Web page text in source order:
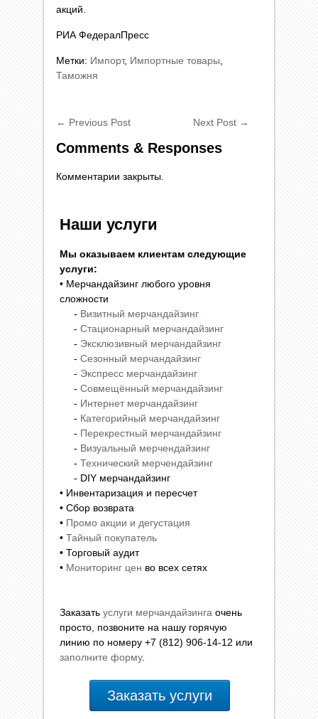
акций.
РИА ФедералПресс
Метки: Импорт, Импортные товары
Таможня
← Previous Post Next Post →
Comments & Responses
Комментарии закрыты.
Наши услуги
Мы оказываем клиентам следующие
услуги:
• Мерчандайзинг любого уровня
сложности
- Визитный мерчандайзинг
- Стационарный мерчандайзинг
- Эксклюзивный мерчандайзинг
- Сезонный мерчандайзинг
- Экспресс мерчандайзинг
- Совмещённый мерчандайзинг
- Интернет мерчандайзинг
- Категорийный мерчандайзинг
- Перекрестный мерчандайзинг
- Визуальный мерчендайзинг
- Технический мерчендайзинг
- DIY мерчандайзинг
• Инвентаризация и пересчет
• Сбор возврата
• Промо акции и дегустация
• Тайный покупатель
• Торговый аудит
• Мониторинг цен во всех сетях
Заказать услуги мерчандайзинга очень
просто, позвоните на нашу горячую
линию по номеру +7 (812) 906-14-12 или
заполните форму.
Заказать услуги